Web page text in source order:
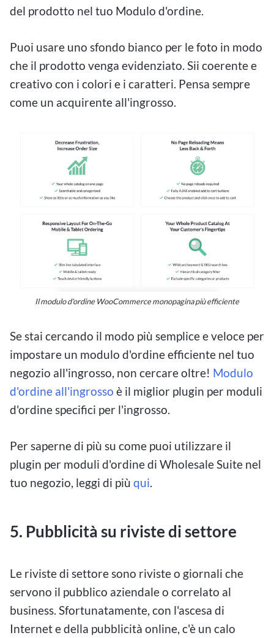
del prodotto nel tuo Modulo d'ordine.
Puoi usare uno sfondo bianco per le foto in modo
che il prodotto venga evidenziato. Sii coerente e
creativo con i colori e i caratteri. Pensa sempre
come un acquirente all'ingrosso.
Il modulo d'ordine WooCommerce monopagina più efficiente
Se stai cercando il modo più semplice e veloce per
impostare un modulo d'ordine efficiente nel tuo
negozio all'ingrosso, non cercare oltre! Modulo
d'ordine all'ingrosso è il miglior plugin per moduli
d'ordine specifici per l'ingrosso.
Per saperne di più su come puoi utilizzare il
plugin per moduli d'ordine di Wholesale Suite nel
tuo negozio, leggi di più qui.
5. Pubblicità su riviste di settore
Le riviste di settore sono riviste o giornali che
servono il pubblico aziendale o correlato al
business. Sfortunatamente, con l'ascesa di
Internet e della pubblicità online, c'è un calo